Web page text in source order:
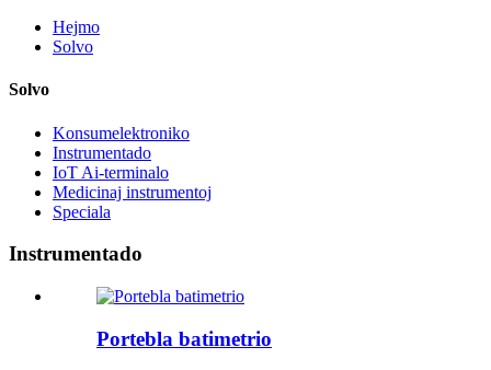
Hejmo
Solvo
Solvo
Konsumelektroniko
Instrumentado
IoT Ai-terminalo
Medicinaj instrumentoj
Speciala
Instrumentado
Portebla batimetrio